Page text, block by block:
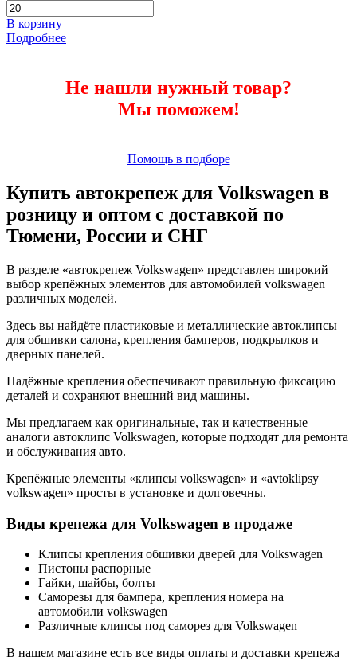
В корзину
Подробнее
Не нашли нужный товар?
Мы поможем!
Помощь в подборе
Купить автокрепеж для Volkswagen в
розницу и оптом с доставкой по
Тюмени, России и СНГ
В разделе «автокрепеж Volkswagen» представлен широкий
выбор крепёжных элементов для автомобилей volkswagen
различных моделей.
Здесь вы найдёте пластиковые и металлические автоклипсы
для обшивки салона, крепления бамперов, подкрылков и
дверных панелей.
Надёжные крепления обеспечивают правильную фиксацию
деталей и сохраняют внешний вид машины.
Мы предлагаем как оригинальные, так и качественные
аналоги автоклипс Volkswagen, которые подходят для ремонта
и обслуживания авто.
Крепёжные элементы «клипсы volkswagen» и «avtoklipsy
volkswagen» просты в установке и долговечны.
Виды крепежа для Volkswagen в продаже
Клипсы крепления обшивки дверей для Volkswagen
Пистоны распорные
Гайки, шайбы, болты
Саморезы для бампера, крепления номера на
автомобили volkswagen
Различные клипсы под саморез для Volkswagen
В нашем магазине есть все виды оплаты и доставки крепежа